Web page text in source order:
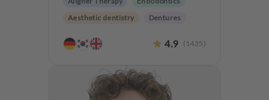
Aesthetic dentistry
Dentures
Anxiety Patients
4.9 ( 1435 )